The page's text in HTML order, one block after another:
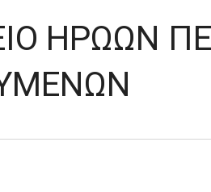
ΗΡΩΩΝ